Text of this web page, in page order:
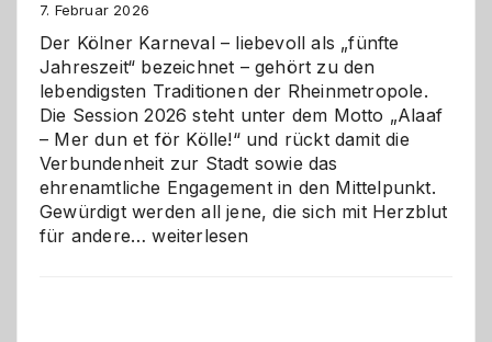
7. Februar 2026
Der Kölner Karneval – liebevoll als „fünfte
Jahreszeit“ bezeichnet – gehört zu den
lebendigsten Traditionen der Rheinmetropole.
Die Session 2026 steht unter dem Motto „Alaaf
– Mer dun et för Kölle!“ und rückt damit die
Verbundenheit zur Stadt sowie das
ehrenamtliche Engagement in den Mittelpunkt.
Gewürdigt werden all jene, die sich mit Herzblut
für andere…Kölner
weiterlesen